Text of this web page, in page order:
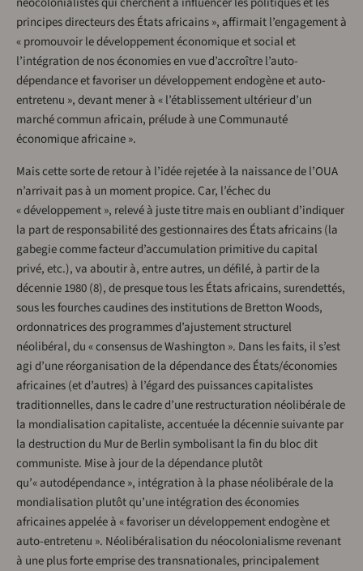
principes directeurs des États africains », affirmait l’engagement à
« promouvoir le développement économique et social et
l’intégration de nos économies en vue d’accroître l’auto-
dépendance et favoriser un développement endogène et auto-
entretenu », devant mener à « l’établissement ultérieur d’un
marché commun africain, prélude à une Communauté
économique africaine ».
Mais cette sorte de retour à l’idée rejetée à la naissance de l’OUA
n’arrivait pas à un moment propice. Car, l’échec du
« développement », relevé à juste titre mais en oubliant d’indiquer
la part de responsabilité des gestionnaires des États africains (la
gabegie comme facteur d’accumulation primitive du capital
privé, etc.), va aboutir à, entre autres, un défilé, à partir de la
décennie 1980 (8), de presque tous les États africains, surendettés,
sous les fourches caudines des institutions de Bretton Woods,
ordonnatrices des programmes d’ajustement structurel
néolibéral, du « consensus de Washington ». Dans les faits, il s’est
agi d’une réorganisation de la dépendance des États/économies
africaines (et d’autres) à l’égard des puissances capitalistes
traditionnelles, dans le cadre d’une restructuration néolibérale de
la mondialisation capitaliste, accentuée la décennie suivante par
la destruction du Mur de Berlin symbolisant la fin du bloc dit
communiste. Mise à jour de la dépendance plutôt
qu’« autodépendance », intégration à la phase néolibérale de la
mondialisation plutôt qu’une intégration des économies
africaines appelée à « favoriser un développement endogène et
auto-entretenu ». Néolibéralisation du néocolonialisme revenant
à une plus forte emprise des transnationales, principalement